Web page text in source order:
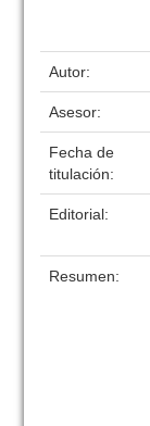
Autor:
Asesor:
Fecha de
titulación:
Editorial:
Resumen: